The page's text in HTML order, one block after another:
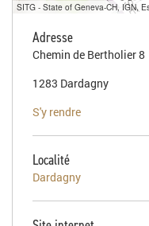
Adresse
Chemin de Bertholier 8
1283 Dardagny
S'y rendre
Localité
Dardagny